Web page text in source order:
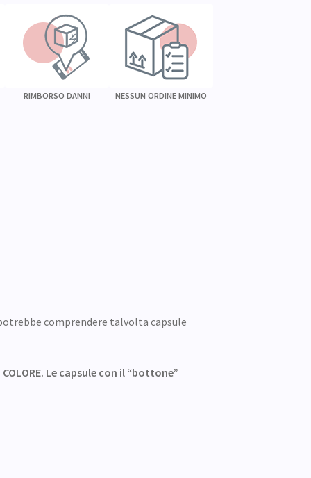
RIMBORSO DANNI NESSUN ORDINE MINIMO
comprendere talvolta capsule
COLORE. Le capsule con il “bottone”